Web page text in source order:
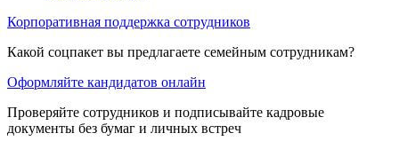
Корпоративная поддержка сотрудников
Какой соцпакет вы предлагаете семейным сотрудникам?
Оформляйте кандидатов онлайн
Проверяйте сотрудников и подписывайте кадровые
документы без бумаг и личных встреч